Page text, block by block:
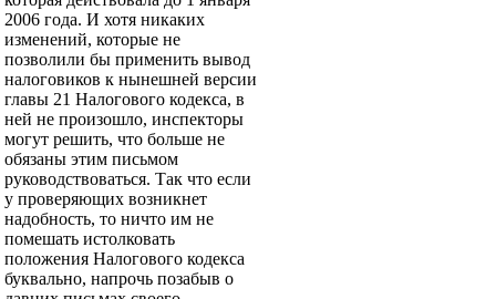
2006 года. И хотя никаких
изменений, которые не
позволили бы применить вывод
налоговиков к нынешней версии
главы 21 Налогового кодекса, в
ней не произошло, инспекторы
могут решить, что больше не
обязаны этим письмом
руководствоваться. Так что если
у проверяющих возникнет
надобность, то ничто им не
помешать истолковать
положения Налогового кодекса
буквально, напрочь позабыв о